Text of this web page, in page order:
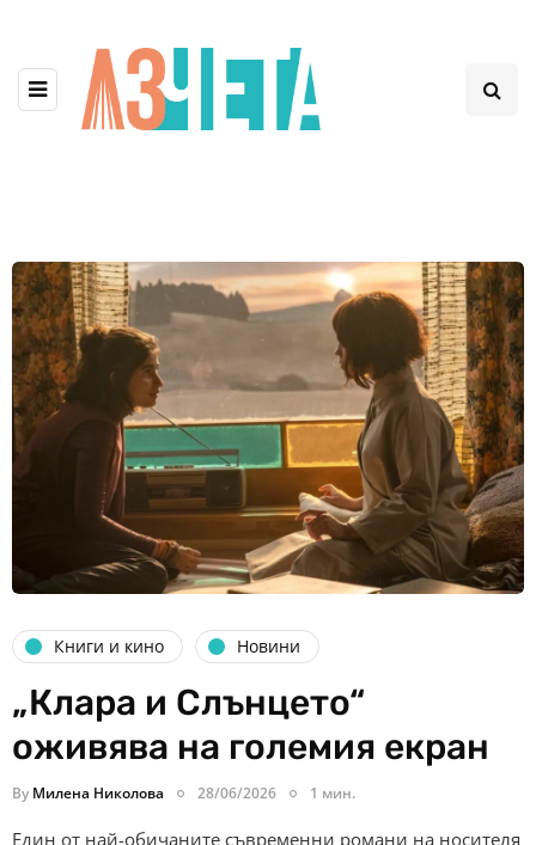
Книги и кино Новини
„Клара и Слънцето“
оживява на големия екран
By Милена Николова 28/06/2026 1 мин.
Един от най-обичаните съвременни романи на носителя